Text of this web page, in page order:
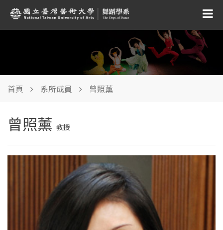
首頁 系所成員 曾照薰
曾照薰 教授